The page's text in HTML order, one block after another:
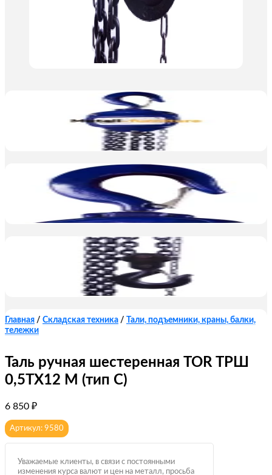
Главная / Складская техника /
Тали, подъемники, краны, балки,
тележки
Таль ручная шестеренная TOR ТРШ
0,5ТХ12 М (тип C)
6 850 ₽
Артикул: 9580
Уважаемые клиенты, в связи с постоянными
изменения курса валют и цен на металл, просьба